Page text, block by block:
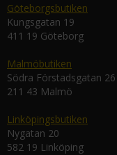
Göteborgsbutiken
Kungsgatan 19
411 19 Göteborg
Malmöbutiken
Södra Förstadsgatan 26
211 43 Malmö
Linköpingsbutiken
Nygatan 20
582 19 Linköping